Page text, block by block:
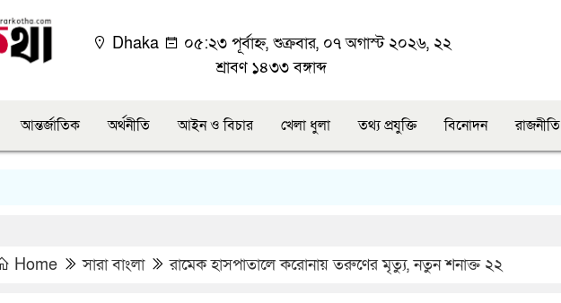
Dhaka
০৫:২৩ পূর্বাহ্ন, শুক্রবার, ০৭ অগাস্ট ২০২৬, ২২
শ্রাবণ ১৪৩৩ বঙ্গাব্দ
আন্তর্জাতিক অর্থনীতি আইন ও বিচার খেলা ধুলা তথ্য প্রযুক্তি বিনোদন রাজনীতি
Home সারা বাংলা রামেক হাসপাতালে করোনায় তরুণের মৃত্যু, নতুন শনাক্ত ২২